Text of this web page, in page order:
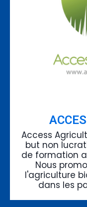
Access
but non
de formation
Nous
l'agriculture
dans les